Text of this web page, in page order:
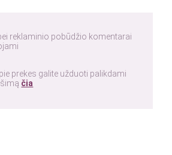
reklaminio pobūdžio komentarai
prekes galite užduoti palikdami
čia